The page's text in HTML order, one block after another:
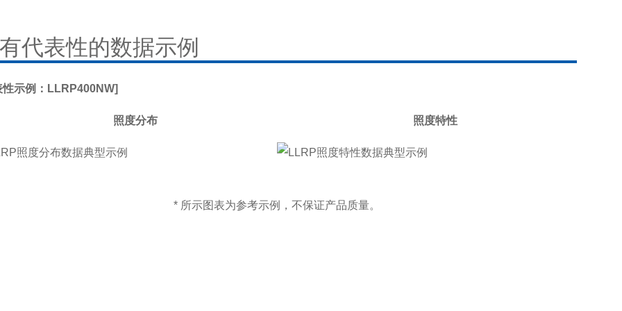
代表性的数据示例
性示例：LLRP400NW]
照度分布 照度特性
* 所示图表为参考示例，不保证产品质量。